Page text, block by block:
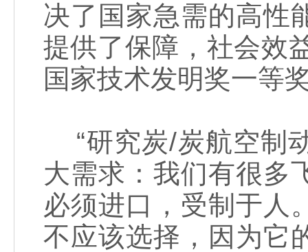
决了国家急需的高性
提供了保障，社会效
国家技术发明奖一等
“研究炭/炭航空制
大需求：我们有很多
必须进口，受制于人
不应该选择，因为它